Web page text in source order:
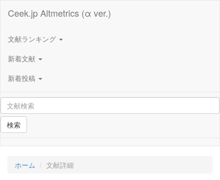
Ceek.jp Altmetrics (α ver.)
文献ランキング
新着文献
新着投稿
検索
ホーム 文献詳細